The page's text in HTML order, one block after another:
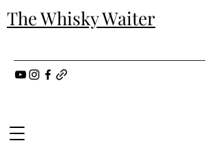
The Whisky Waiter